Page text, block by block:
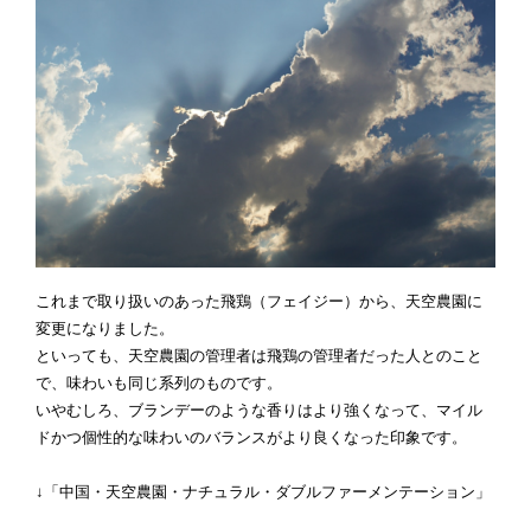
これまで取り扱いのあった飛鶏（フェイジー）から、天空農園に
変更になりました。
といっても、天空農園の管理者は飛鶏の管理者だった人とのこと
で、味わいも同じ系列のものです。
いやむしろ、ブランデーのような香りはより強くなって、マイル
ドかつ個性的な味わいのバランスがより良くなった印象です。
↓「中国・天空農園・ナチュラル・ダブルファーメンテーション」